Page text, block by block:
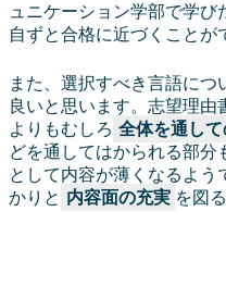
ュニケーション学部で学
自ずと合格に近づくことが
また、選択すべき言語につ
良いと思います。志望理由
よりもむしろ 全体を通し
どを通してはかられる部分
として内容が薄くなるよう
かりと 内容面の充実 を図